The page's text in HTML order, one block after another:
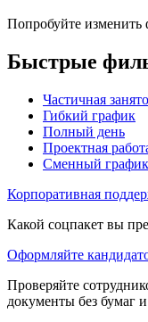
Попробуйте
Быстрые
Частичная
Гибкий график
Полный день
Проектная
Сменный график
Корпоративная
Какой соцпакет вы
Оформляйте
Проверяйте
документы без бумаг